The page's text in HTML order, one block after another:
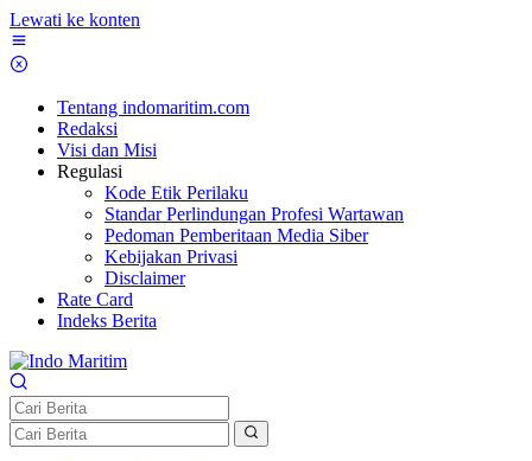
Lewati ke konten
Tentang indomaritim.com
Redaksi
Visi dan Misi
Regulasi
Kode Etik Perilaku
Standar Perlindungan Profesi Wartawan
Pedoman Pemberitaan Media Siber
Kebijakan Privasi
Disclaimer
Rate Card
Indeks Berita